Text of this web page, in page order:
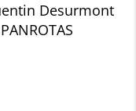
Desurmont